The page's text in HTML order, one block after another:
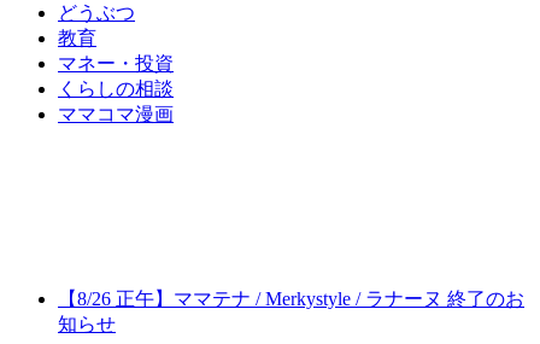
どうぶつ
教育
マネー・投資
くらしの相談
ママコマ漫画
【8/26 正午】ママテナ / Merkystyle / ラナーヌ 終了のお
知らせ